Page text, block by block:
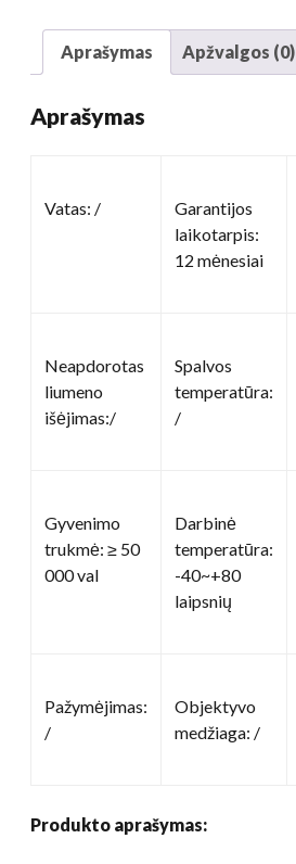
Aprašymas Apžvalgos (0)
Aprašymas
Vatas: /
Garantijos
laikotarpis:
12 mėnesiai
Neapdorotas
liumeno
išėjimas:/
Spalvos
temperatūra:
/
Gyvenimo
trukmė: ≥ 50
000 val
Darbinė
temperatūra:
-40~+80
laipsnių
Pažymėjimas:
/
Objektyvo
medžiaga: /
Produkto aprašymas: